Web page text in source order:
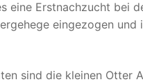
eine Erstnachzucht bei
eingezogen
sind die kleinen Otter